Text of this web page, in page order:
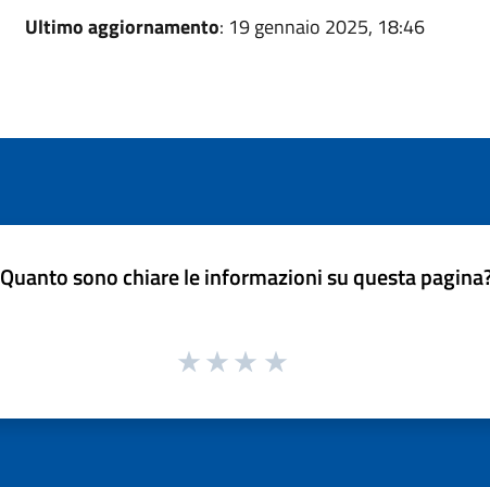
Ultimo aggiornamento: 19 gennaio 2025, 18:46
Quanto sono chiare le informazioni su questa